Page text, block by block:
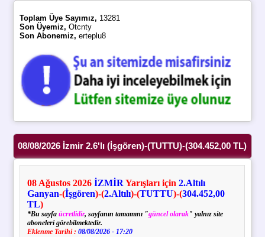
Toplam Üye Sayımız, 13281
Son Üyemiz, Otcnty
Son Abonemiz, erteplu8
08/08/2026 İzmir 2.6'lı (İşgören)-(TUTTU)-(304.452,00 TL)
08Ağustos 2026İZMİRYarışları için2.Altılı
Ganyan-(İşgören)-(2.Altılı)-(TUTTU)-(304.452,00
TL)
*Bu sayfaücretlidir, sayfanın tamamını "güncel olarak" yalnız site
aboneleri görebilmektedir.
Eklenme Tarihi : 08/08/2026 - 17:20